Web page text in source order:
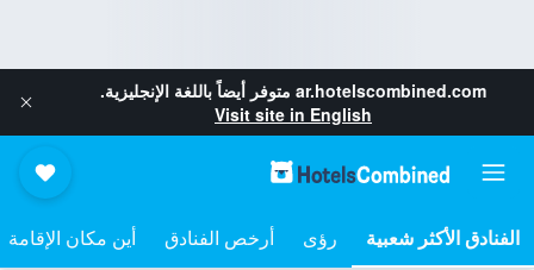
ar.hotelscombined.com متوفر أيضاً باللغة الإنجليزية.
Visit site in English
رؤى أرخص الفنادق أين مكان الإقامة